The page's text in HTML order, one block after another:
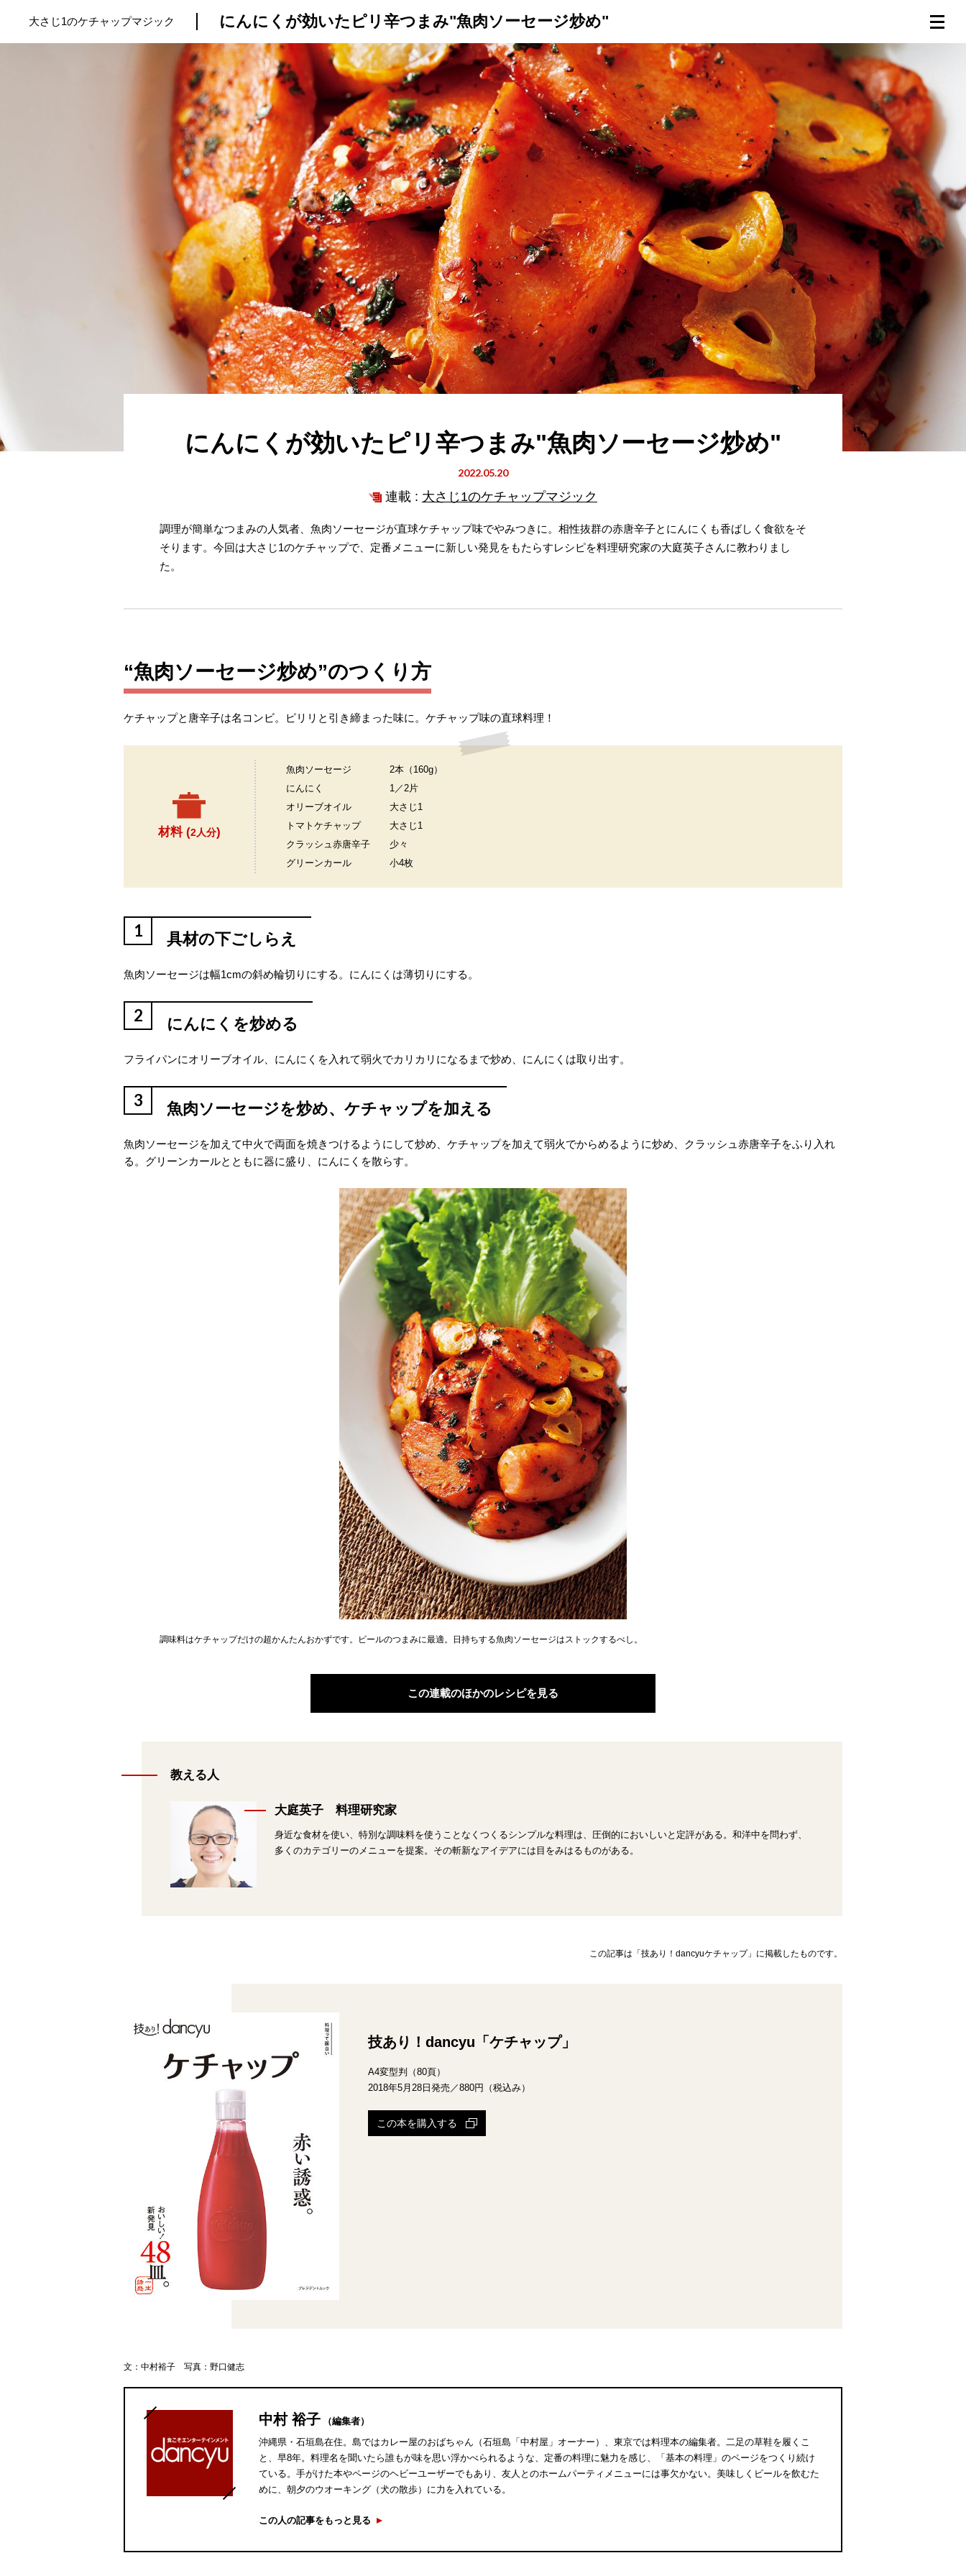
トップ プロが教えるレシピ 厳選！店探し 食のストーリー
大さじ1のケチャップマジック にんにくが効いたピリ辛つまみ"魚肉ソーセージ炒め"
にんにくが効いたピリ辛つまみ"魚肉ソーセージ炒め"
2022.05.20
連載 : 大さじ1のケチャップマジック
調理が簡単なつまみの人気者、魚肉ソーセージが直球ケチャップ味でやみつきに。相性抜群の赤唐辛子とにんにくも香ばしく食欲をそ
そります。今回は大さじ1のケチャップで、定番メニューに新しい発見をもたらすレシピを料理研究家の大庭英子さんに教わりまし
た。
“魚肉ソーセージ炒め”のつくり方
ケチャップと唐辛子は名コンビ。ピリリと引き締まった味に。ケチャップ味の直球料理！
材料 (2人分)
魚肉ソーセージ
2本（160g）
にんにく
1／2片
オリーブオイル
大さじ1
トマトケチャップ
大さじ1
クラッシュ赤唐辛子
少々
グリーンカール
小4枚
1 具材の下ごしらえ
魚肉ソーセージは幅1cmの斜め輪切りにする。にんにくは薄切りにする。
2 にんにくを炒める
フライパンにオリーブオイル、にんにくを入れて弱火でカリカリになるまで炒め、にんにくは取り出す。
3 魚肉ソーセージを炒め、ケチャップを加える
魚肉ソーセージを加えて中火で両面を焼きつけるようにして炒め、ケチャップを加えて弱火でからめるように炒め、クラッシュ赤唐辛子をふり入れ
る。グリーンカールとともに器に盛り、にんにくを散らす。
調味料はケチャップだけの超かんたんおかずです。ビールのつまみに最適。日持ちする魚肉ソーセージはストックするべし。
この連載のほかのレシピを見る
教える人
大庭英子 料理研究家
身近な食材を使い、特別な調味料を使うことなくつくるシンプルな料理は、圧倒的においしいと定評がある。和洋中を問わず、
多くのカテゴリーのメニューを提案。その斬新なアイデアには目をみはるものがある。
この記事は「技あり！dancyuケチャップ」に掲載したものです。
技あり！dancyu「ケチャップ」
A4変型判（80頁）
2018年5月28日発売／880円（税込み）
この本を購入する
文：中村裕子 写真：野口健志
中村 裕子
（編集者）
沖縄県・石垣島在住。島ではカレー屋のおばちゃん（石垣島「中村屋」オーナー）、東京では料理本の編集者。二足の草鞋を履くこ
と、早8年。料理名を聞いたら誰もが味を思い浮かべられるような、定番の料理に魅力を感じ、「基本の料理」のページをつくり続け
ている。手がけた本やページのヘビーユーザーでもあり、友人とのホームパーティメニューには事欠かない。美味しくビールを飲むた
めに、朝夕のウオーキング（犬の散歩）に力を入れている。
この人の記事をもっと見る